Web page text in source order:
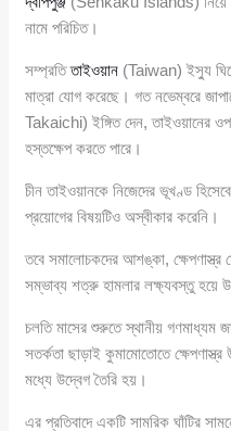
নামে পরিচিত।
সম্প্রতিতাইওয়ান (Taiwan) ইস্যু
মাত্রা যোগ করেছে। গত নভেম্বরে
Takaichi) ইঙ্গিত দেন, তাইওয়ানের
হস্তক্ষেপ করতে পারে।
চীন তাইওয়ানকে নিজেদের ভূখণ্ড
প্রয়োগের বিষয়টিও অস্বীকার করেনি।
তবে সমালোচকদের আশঙ্কা, ক্ষেপণাস্ত্র
সম্ভাব্য শত্রু হামলার লক্ষ্যবস্তু হয়ে
চলতি মাসের শুরুতে স্থানীয় গণমাধ্যম
সতর্কতা ছাড়াই কুমামোতোতে
মধ্যে উদ্বেগ তৈরি হয়।
এর প্রতিবাদে একটি সামরিক ঘাঁটির